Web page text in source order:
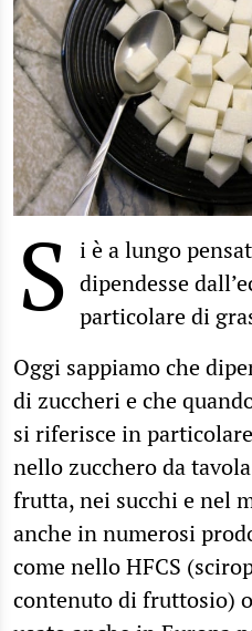
S i è a lungo
dipendesse
particolare di
Oggi sappiamo che
di zuccheri e che
si riferisce in
nello zucchero da
frutta, nei succhi e nel
anche in numerosi
come nello HFCS
contenuto di fruttosio)